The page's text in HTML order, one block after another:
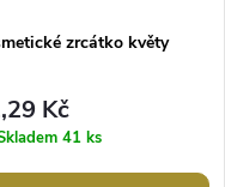
zrcátko květy
Kč
41 ks